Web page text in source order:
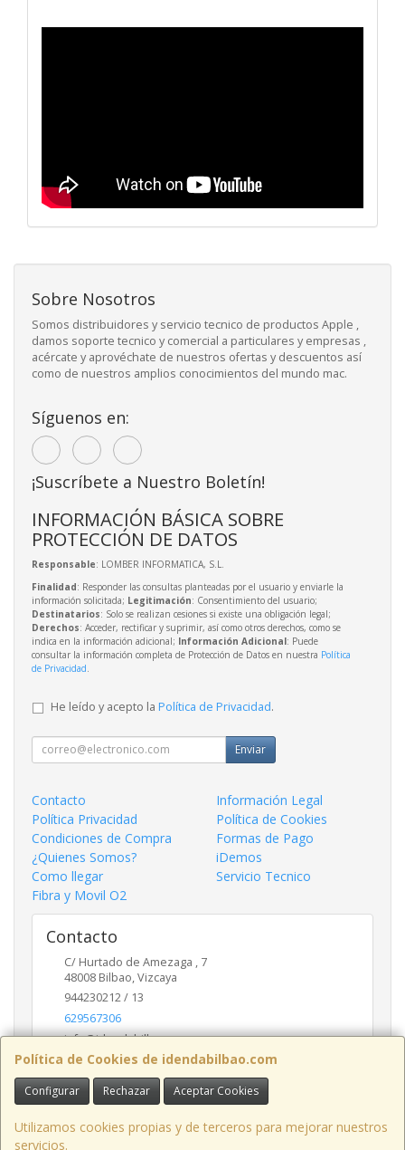
Política de Cookies de idendabilbao.com
Configurar Rechazar Aceptar Cookies
Utilizamos cookies propias y de terceros para mejorar nuestros
servicios.
Sobre Nosotros
Somos distribuidores y servicio tecnico de productos Apple ,
damos soporte tecnico y comercial a particulares y empresas ,
acércate y aprovéchate de nuestros ofertas y descuentos así
como de nuestros amplios conocimientos del mundo mac.
Síguenos en:
¡Suscríbete a Nuestro Boletín!
INFORMACIÓN BÁSICA SOBRE
PROTECCIÓN DE DATOS
Responsable: LOMBER INFORMATICA, S.L.
Finalidad: Responder las consultas planteadas por el usuario y enviarle la
información solicitada; Legitimación: Consentimiento del usuario;
Destinatarios: Solo se realizan cesiones si existe una obligación legal;
Derechos: Acceder, rectificar y suprimir, así como otros derechos, como se
indica en la información adicional; Información Adicional: Puede
consultar la información completa de Protección de Datos en nuestra Política
de Privacidad.
He leído y acepto la Política de Privacidad.
Enviar
Contacto
Información Legal
Política Privacidad
Política de Cookies
Condiciones de Compra
Formas de Pago
¿Quienes Somos?
iDemos
Como llegar
Servicio Tecnico
Fibra y Movil O2
Contacto
C/ Hurtado de Amezaga , 7
48008 Bilbao,Vizcaya
944230212 / 13
629567306
info@idendabilbao.com
Horario
Lunes viernes 10 - 14 y 16 - 20